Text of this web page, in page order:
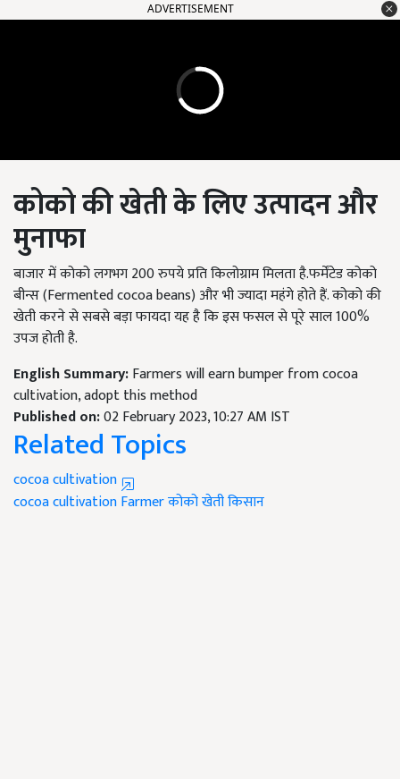
ADVERTISEMENT
कोको की खेती के लिएउत्पादन और
मुनाफा
बाजार में कोको लगभग 200 रुपये प्रति किलोग्राम मिलता है.फर्मेंटेड कोको
बीन्स (Fermented cocoa beans) और भी ज्यादा महंगे होते हैं. कोको की
खेती करने से सबसे बड़ा फायदा यह है कि इस फसल से पूरे साल 100%
उपज होती है.
English Summary:Farmers will earn bumper from cocoa
cultivation, adopt this method
Published on:02 February 2023, 10:27 AM IST
Related Topics
cocoa cultivation
cocoacultivationFarmerकोकोखेतीकिसान